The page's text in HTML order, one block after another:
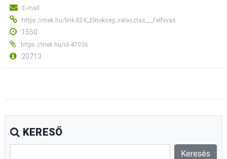
E-mail
https://mek.hu/link-BEK_Elnokseg_valasztas___Felhivas
1550
https://mek.hu/id-47036
20713
KERESŐ